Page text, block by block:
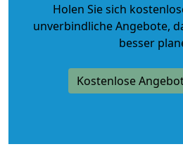
Holen Sie sich
unverbindliche Angebote,
besser
Kostenlose